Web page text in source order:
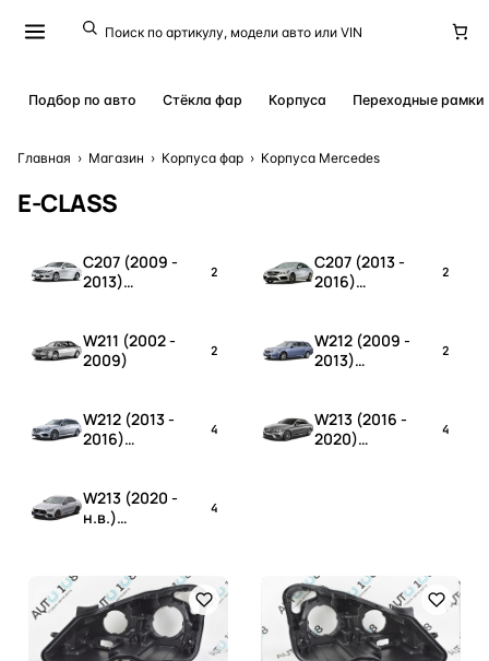
Подбор по авто Стёкла фар Корпуса Переходные рамки
Главная › Магазин › Корпуса фар › Корпуса Mercedes
E-CLASS
C207 (2009 -
2013)
2
C207 (2013 -
2016)
2
W211 (2002 -
2009)
2
W212 (2009 -
2013)
2
W212 (2013 -
2016)
4
W213 (2016 -
2020)
4
W213 (2020 -
н.в.)
4